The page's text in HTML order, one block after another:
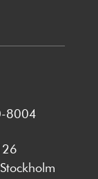
8004